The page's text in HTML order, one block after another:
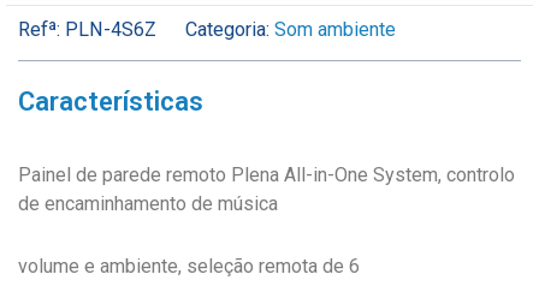
Refª: PLN-4S6Z Categoria: Som ambiente
Características
Painel de parede remoto Plena All-in-One System, controlo
de encaminhamento de música
volume e ambiente, seleção remota de 6